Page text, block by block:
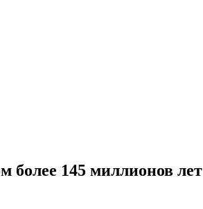
более 145 миллионов лет